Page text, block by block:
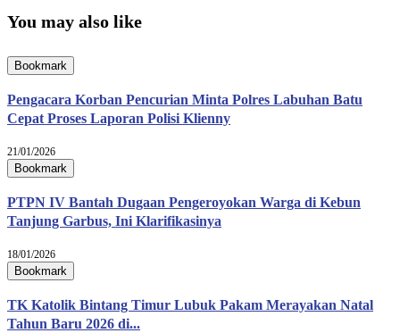
You may also like
Bookmark
Pengacara Korban Pencurian Minta Polres Labuhan Batu
Cepat Proses Laporan Polisi Klienny
21/01/2026
Bookmark
PTPN IV Bantah Dugaan Pengeroyokan Warga di Kebun
Tanjung Garbus, Ini Klarifikasinya
18/01/2026
Bookmark
TK Katolik Bintang Timur Lubuk Pakam Merayakan Natal
Tahun Baru 2026 di...